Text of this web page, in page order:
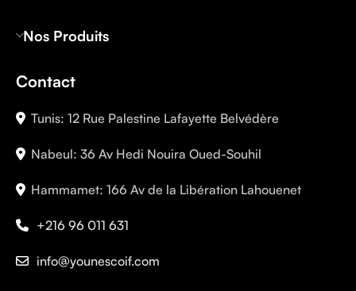
Nos Produits
Contact
Tunis: 12 Rue Palestine Lafayette Belvédère
Nabeul: 36 Av Hedi Nouira Oued-Souhil
Hammamet: 166 Av de la Libération Lahouenet
+216 96 011 631
info@younescoif.com